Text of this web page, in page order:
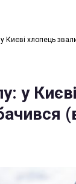
Києві хлопець
у